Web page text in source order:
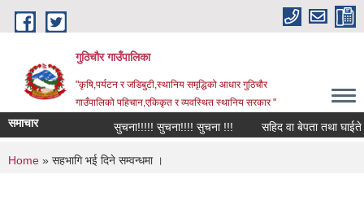
Skip to main content
गुठिचौर गाउँपालिका
"कृषि,पर्यटन र जडिबुटी,स्थानिय समृद्धिको आधार गुठिचौर
गाउँपालिको पहिचान,एकिकृत र व्यवस्थित स्थानिय सरकार "
समाचार सुचना!!!!! सुचना!!!! सुचना !!! सहिद वा बेपता तथा घाईते
You are here
Home » सहभागि भई दिने सम्वन्धमा ।